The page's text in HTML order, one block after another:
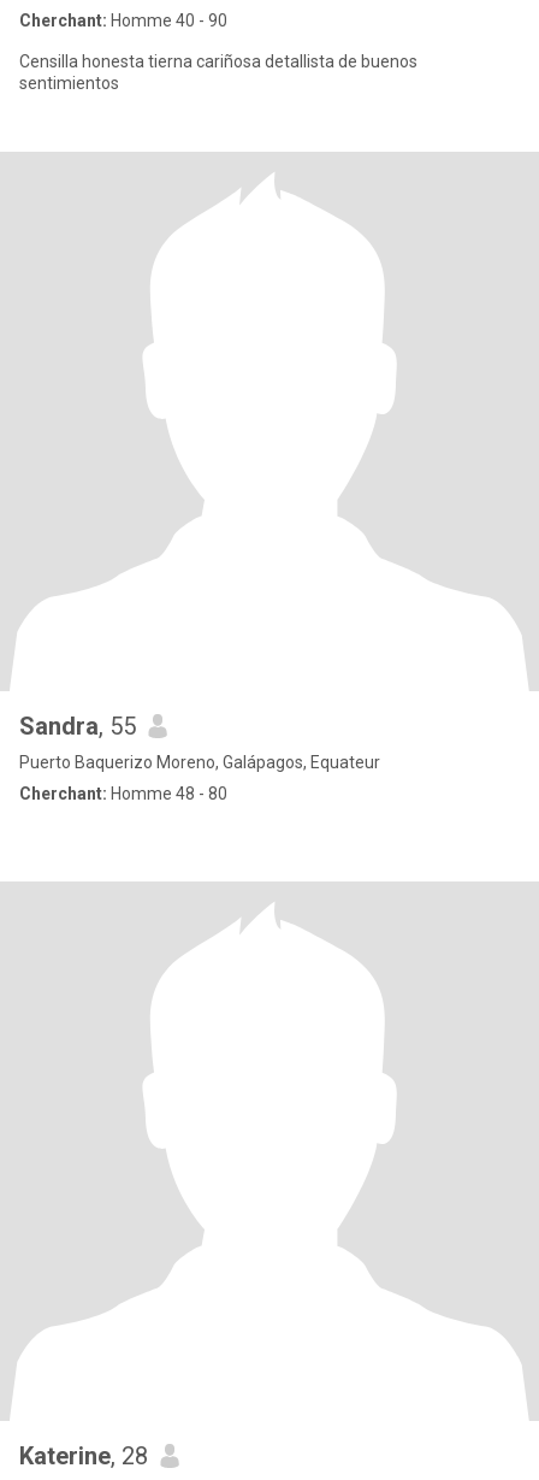
Cherchant: Homme 40 - 90
Censilla honesta tierna cariñosa detallista de buenos
sentimientos
Sandra, 55
Puerto Baquerizo Moreno, Galápagos, Equateur
Cherchant: Homme 48 - 80
Katerine, 28